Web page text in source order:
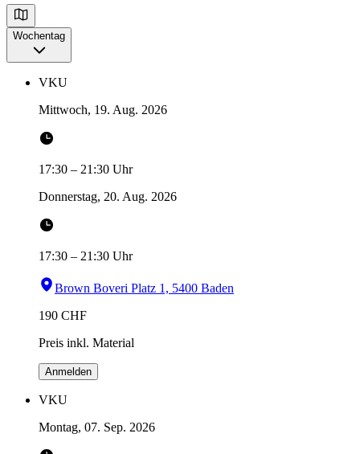
Wochentag
VKU
Mittwoch, 19. Aug. 2026
17:30 – 21:30 Uhr
Donnerstag, 20. Aug. 2026
17:30 – 21:30 Uhr
Brown Boveri Platz 1, 5400 Baden
190 CHF
Preis inkl. Material
Anmelden
VKU
Montag, 07. Sep. 2026